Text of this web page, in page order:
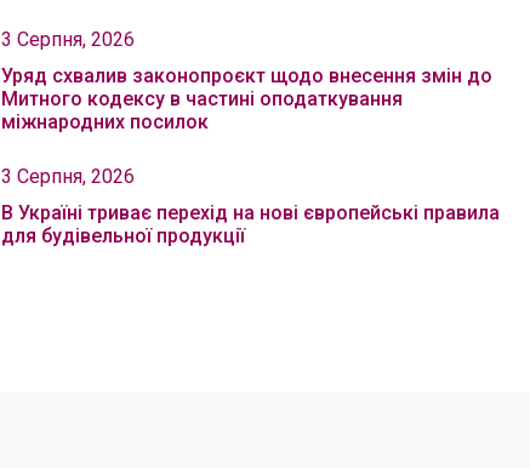
3 Серпня, 2026
Уряд схвалив законопроєкт щодо внесення змін до
Митного кодексу в частині оподаткування
міжнародних посилок
3 Серпня, 2026
В Україні триває перехід на нові європейські правила
для будівельної продукції